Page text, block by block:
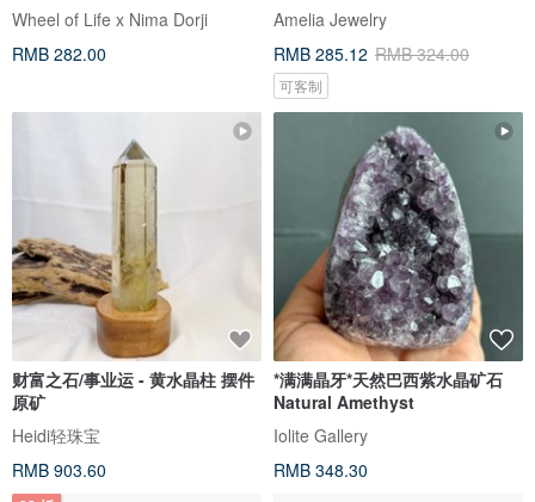
Wheel of Life x Nima Dorji
RMB 282.00
Amelia Jewelry
RMB 285.12 RMB 324.00
可客制
财富之石/事业运 - 黄水晶柱 摆件
原矿
Heidi轻珠宝
RMB 903.60
*满满晶牙*天然巴西紫水晶矿石
Natural Amethyst
Iolite Gallery
RMB 348.30